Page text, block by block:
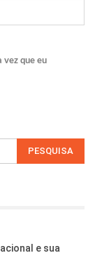
vez que eu
e sua